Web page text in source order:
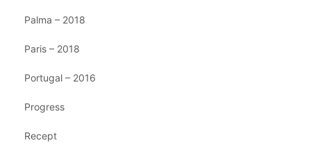
Palma – 2018
Paris – 2018
Portugal – 2016
Progress
Recept